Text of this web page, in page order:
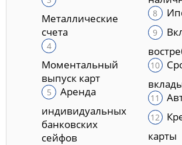
Металлические
счета
Моментальный
выпуск карт
Аренда
индивидуальных
банковских
сейфов
карты